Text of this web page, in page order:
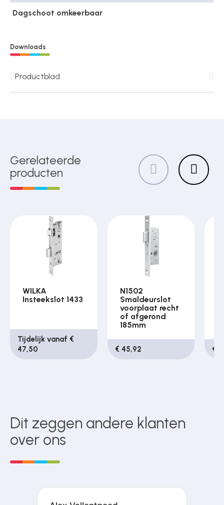
Dagschoot omkeerbaar
Downloads
Productblad
Gerelateerde
producten
WILKA
Insteekslot 1433
Tijdelijk vanaf €
47,50
N1502
Smaldeurslot
voorplaat recht
of afgerond
185mm
€ 45,92 €
Dit zeggen andere klanten
over ons